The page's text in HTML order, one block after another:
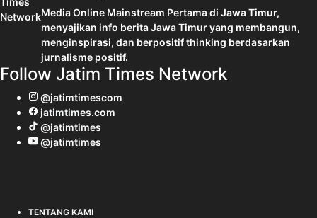
Media Online Mainstream Pertama di Jawa Timur,
menyajikan info berita Jawa Timur yang membangun,
menginspirasi, dan berpositif thinking berdasarkan
jurnalisme positif.
Follow Jatim Times Network
@jatimtimescom
jatimtimes.com
@jatimtimes
@jatimtimes
TENTANG KAMI